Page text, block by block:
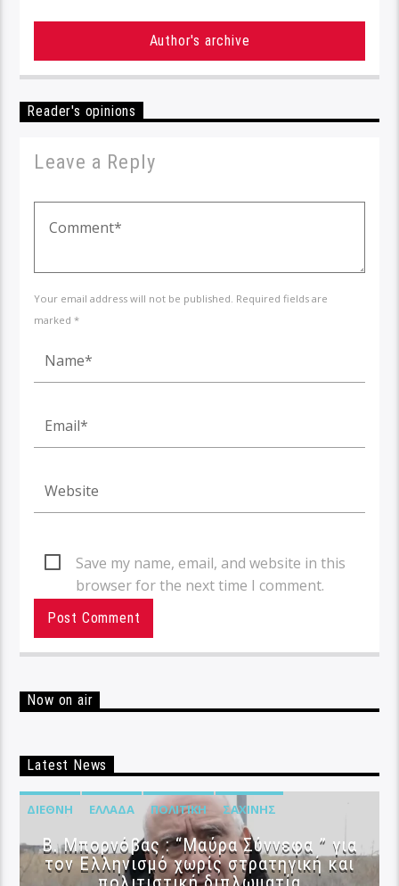
Author's archive
Reader's opinions
Leave a Reply
Your email address will not be published. Required fields are
marked *
Save my name, email, and website in this
browser for the next time I comment.
Now on air
Latest News
ΔΙΕΘΝΉ ΕΛΛΆΔΑ ΠΟΛΙΤΙΚΉ ΣΑΧΊΝΗΣ
B. Μπορνόβας : “Μαύρα Σύννεφα ” για
τον Ελληνισμό χωρίς στρατηγική και